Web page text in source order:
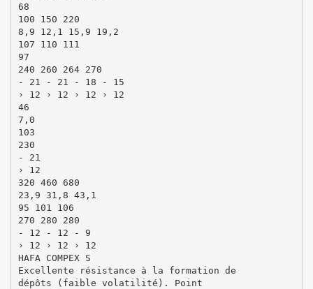
68
100 150 220
8,9 12,1 15,9 19,2
107 110 111
97
240 260 264 270
- 21 - 21 - 18 - 15
› 12 › 12 › 12 › 12
46
7,0
103
230
- 21
› 12
320 460 680
23,9 31,8 43,1
95 101 106
270 280 280
- 12 - 12 - 9
› 12 › 12 › 12
HAFA COMPEX S
Excellente résistance à la formation de
dépôts (faible volatilité). Point